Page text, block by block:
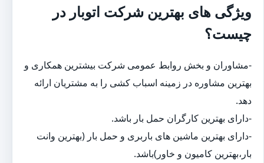
ویژگی های بهترین شرکت اتوبار در
چیست؟
-مشاوران و بخش روابط عمومی شرکت بیشترین همکاری و
بهترین مشاوره در زمینه اسباب کشی را به مشتریان ارائه
دهد.
-دارای بهترین کارگران حمل بار باشد.
-دارای بهترین ماشین های باربری و حمل بار (بهترین وانت
بار،بهترین کامیون و خاور)باشد.